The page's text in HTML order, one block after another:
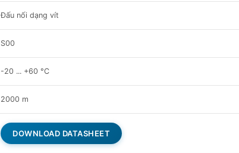
Đấu nối dạng vít
S00
-20 ... +60 °C
2000 m
DOWNLOAD DATASHEET